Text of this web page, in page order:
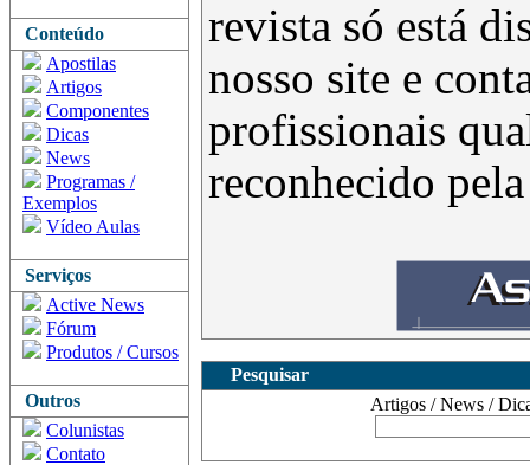
Conteúdo
Apostilas
Artigos
Componentes
Dicas
News
Programas /
Exemplos
Vídeo Aulas
Serviços
Active News
Fórum
Produtos / Cursos
Outros
Colunistas
Contato
revista só está
nosso site e
profissionais
reconhecido
Pesquisar
Artigos / News /